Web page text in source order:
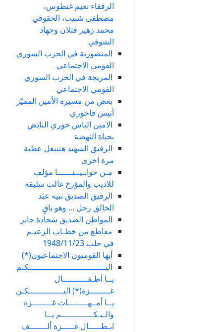
الرفقاء نعيم غنطوس،
مصطفى شبيب، الحقوقي
محمد زهير قتلان وجهاد
الشوفي
المنصورية في الحزب السوري
القومي الاجتماعي
المريجة في الحزب السوري
القومي الاجتماعي
بعض من مسيرة الأمين المميّز
أنيس فاخوري
الامين الياس خوري النابض
بحياة النهضة
الرفيق الشهيد هنيبعل عطية
مرة اخرى
مـن خوابـيــنــــــا مؤلف
للاديب والمؤرخ غالب سليقة
الرفيق الصديق نبيه عبد
الخالق رحل ... وهو باقٍ
المواطن الصديق شحادة جابر
مقاطع من خطـاب الزعيـم
في حلب 1948/11/23
أيها القوميون الاجتماعيون(*)
اليـــــــــــــــــــــــــــــــكـم
يــا أطـفــــــــــال
غــــــــزة(*) اليــــــــــــــكـن
يــا أمــهــــــــات غــــــــزة
والـيـكـــــــــــــم يــا
ابـطـــــال غـــــزة ألـــــــف